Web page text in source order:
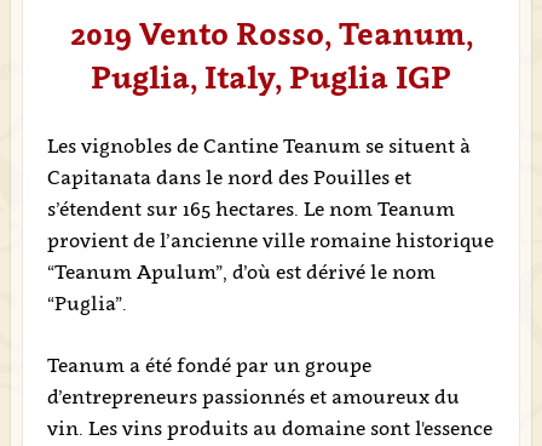
2019 Vento Rosso, Teanum,
Puglia, Italy, Puglia IGP
Les vignobles de Cantine Teanum se situent à
Capitanata dans le nord des Pouilles et
s’étendent sur 165 hectares. Le nom Teanum
provient de l’ancienne ville romaine historique
“Teanum Apulum”, d’où est dérivé le nom
“Puglia”.
Teanum a été fondé par un groupe
d’entrepreneurs passionnés et amoureux du
vin. Les vins produits au domaine sont l'essence